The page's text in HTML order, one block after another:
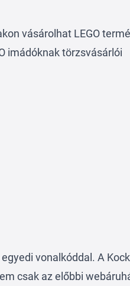
vásárolhat LEGO
imádóknak törzsvásárlói
vonalkóddal. A
csak az előbbi